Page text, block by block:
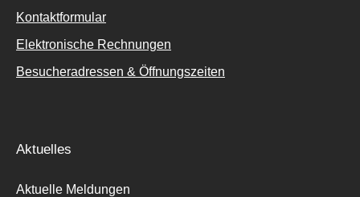
Kontaktformular
Elektronische Rechnungen
Besucheradressen & Öffnungszeiten
Aktuelles
Aktuelle Meldungen